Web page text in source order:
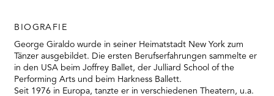
BIOGRAFIE
George Giraldo wurde in seiner Heimatstadt New York zum
Tänzer ausgebildet. Die ersten Berufserfahrungen sammelte er
in den USA beim Joffrey Ballet, der Julliard School of the
Performing Arts und beim Harkness Ballett.
Seit 1976 in Europa, tanzte er in verschiedenen Theatern, u.a.